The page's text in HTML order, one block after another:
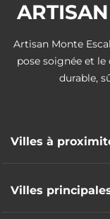
Artisan Monte
pose soignée et
durable,
Villes à
Pose monte
Villes